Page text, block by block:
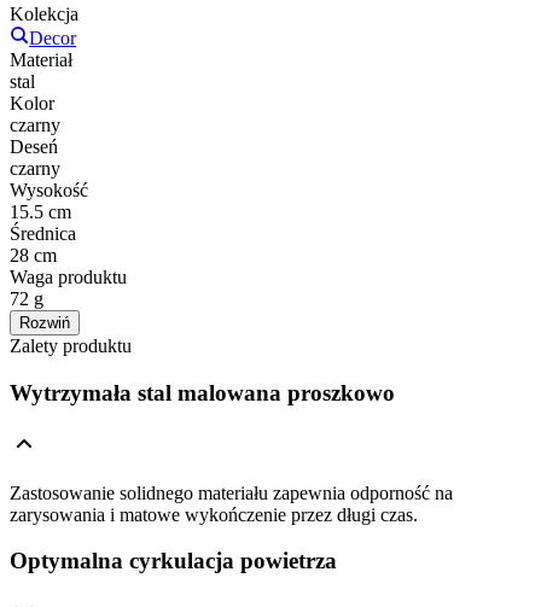
Kolekcja
Decor
Materiał
stal
Kolor
czarny
Deseń
czarny
Wysokość
15.5 cm
Średnica
28 cm
Waga produktu
72 g
Rozwiń
Zalety produktu
Wytrzymała stal malowana proszkowo
Zastosowanie solidnego materiału zapewnia odporność na
zarysowania i matowe wykończenie przez długi czas.
Optymalna cyrkulacja powietrza